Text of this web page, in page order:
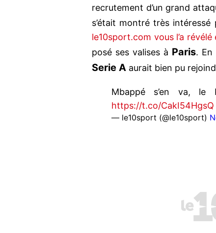
recrutement d’un grand
s’était montré très intéressé
le10sport.com vous l’a
posé ses valises à Paris. En
Serie A aurait bien pu
Mbappé s’en va, le
https://t.co/CakI54HgsQ
— le10sport (@le10sport)